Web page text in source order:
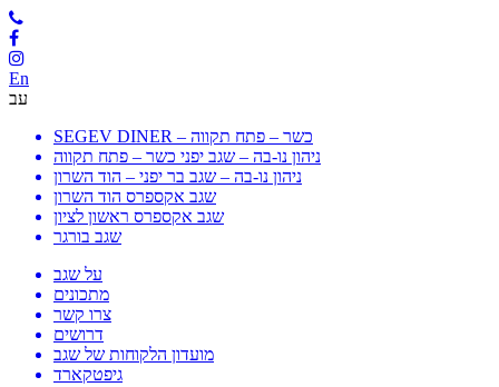
En
עב
SEGEV DINER – כשר – פתח תקווה
ניהון נו-בה – שגב יפני כשר – פתח תקווה
ניהון נו-בה – שגב בר יפני – הוד השרון
שגב אקספרס הוד השרון
שגב אקספרס ראשון לציון
שגב בורגר
על שגב
מתכונים
צרו קשר
דרושים
מועדון הלקוחות של שגב
גיפטקארד